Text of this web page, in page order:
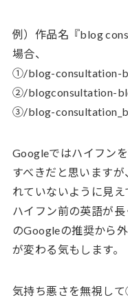
例）作品名『blog
場合、
①/blog-consultation-
②/blogconsultation-
③/blog-
Googleではハイフン
すべきだと思います
れていないように見
ハイフン前の英語が長
のGoogleの推奨から
が変わる気もします。
気持ち悪さを無視し